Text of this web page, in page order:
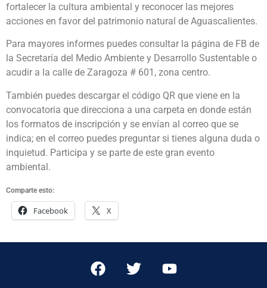
fortalecer la cultura ambiental y reconocer las mejores
acciones en favor del patrimonio natural de Aguascalientes.
Para mayores informes puedes consultar la página de FB de
la Secretaría del Medio Ambiente y Desarrollo Sustentable o
acudir a la calle de Zaragoza # 601, zona centro.
También puedes descargar el código QR que viene en la
convocatoria que direcciona a una carpeta en donde están
los formatos de inscripción y se envían al correo que se
indica; en el correo puedes preguntar si tienes alguna duda o
inquietud. Participa y se parte de este gran evento
ambiental.
Comparte esto:
Facebook X